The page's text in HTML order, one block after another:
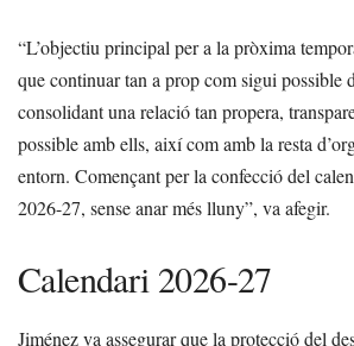
“L’objectiu principal per a la pròxima
que continuar tan a prop com sigui possible
consolidant una relació tan propera,
possible amb ells, així com amb la resta
entorn. Començant per la confecció del
2026-27, sense anar més lluny”, va afegir.
Calendari 2026-27
Jiménez va assegurar que la protecció del